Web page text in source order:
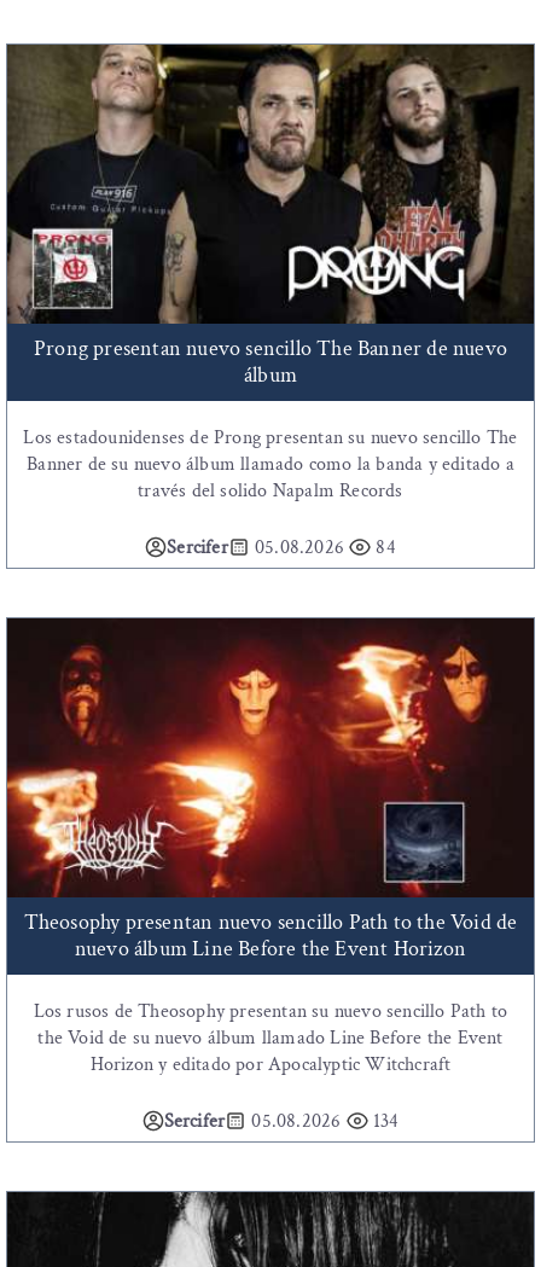
Prong presentan nuevo sencillo The Banner de nuevo
álbum
Los estadounidenses de Prong presentan su nuevo sencillo The
Banner de su nuevo álbum llamado como la banda y editado a
través del solido Napalm Records
Sercifer 05.08.2026 84
Theosophy presentan nuevo sencillo Path to the Void de
nuevo álbum Line Before the Event Horizon
Los rusos de Theosophy presentan su nuevo sencillo Path to
the Void de su nuevo álbum llamado Line Before the Event
Horizon y editado por Apocalyptic Witchcraft
Sercifer 05.08.2026 134